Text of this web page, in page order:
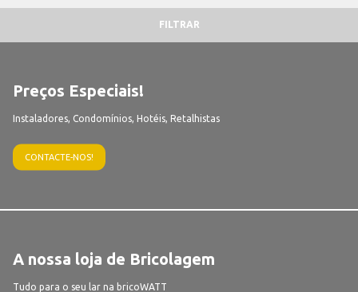
FILTRAR
Preços Especiais!
Instaladores, Condomínios, Hotéis, Retalhistas
CONTACTE-NOS!
A nossa loja de Bricolagem
Tudo para o seu lar na bricoWATT